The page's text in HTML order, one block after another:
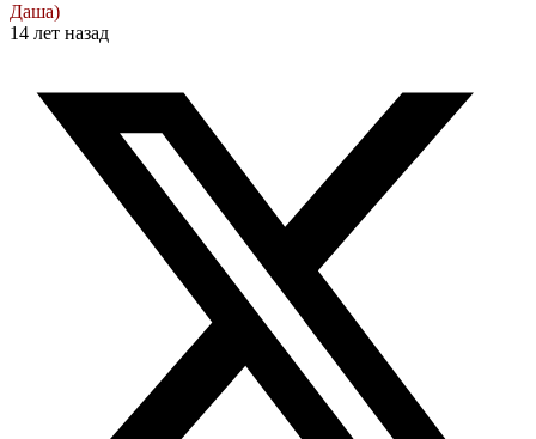
Даша)
14 лет назад